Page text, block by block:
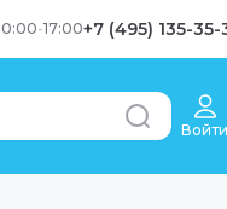
-17:00+7 (495) 135-35-
Войти